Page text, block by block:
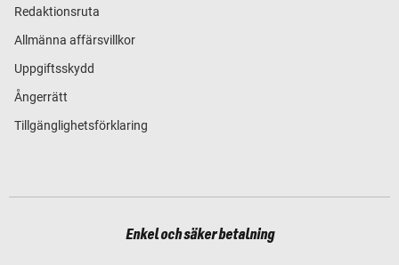
Redaktionsruta
Allmänna affärsvillkor
Uppgiftsskydd
Ångerrätt
Tillgänglighetsförklaring
Enkel och säker betalning